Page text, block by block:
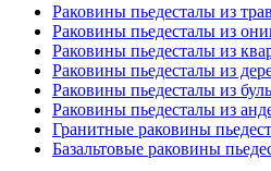
Раковины пьедесталы из
Раковины пьедесталы из
Раковины пьедесталы из
Раковины пьедесталы из
Раковины пьедесталы из
Раковины пьедесталы из
Гранитные раковины
Базальтовые раковины